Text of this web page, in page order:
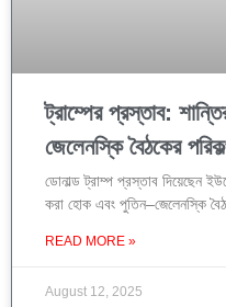
ট্রাম্পের প্রস্তাব:
জেলেনস্কি বৈঠকের
ডোনাল্ড ট্রাম্প প্রস্তাব দিয়েছেন
করা হোক এবং পুতিন–জেলেনস্কি
READ MORE »
August 12, 2025